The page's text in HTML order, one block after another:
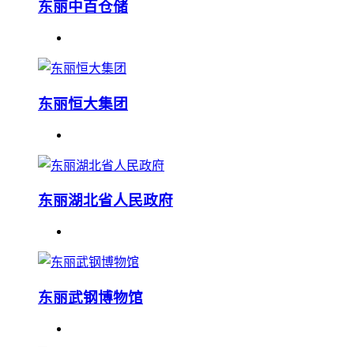
东丽中百仓储
东丽恒大集团
东丽湖北省人民政府
东丽武钢博物馆